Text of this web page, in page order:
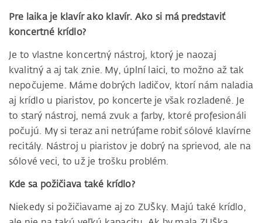
Pre laika je klavír ako klavír. Ako si má predstaviť
koncertné krídlo?
Je to vlastne koncertný nástroj, ktorý je naozaj
kvalitný a aj tak znie. My, úplní laici, to možno až tak
nepočujeme. Máme dobrých ladičov, ktorí nám naladia
aj krídlo u piaristov, po koncerte je však rozladené. Je
to starý nástroj, nemá zvuk a farby, ktoré profesionáli
počujú. My si teraz ani netrúfame robiť sólové klavírne
recitály. Nástroj u piaristov je dobrý na sprievod, ale na
sólové veci, to už je trošku problém.
Kde sa požičiava také krídlo?
Niekedy si požičiavame aj zo ZUŠky. Majú také krídlo,